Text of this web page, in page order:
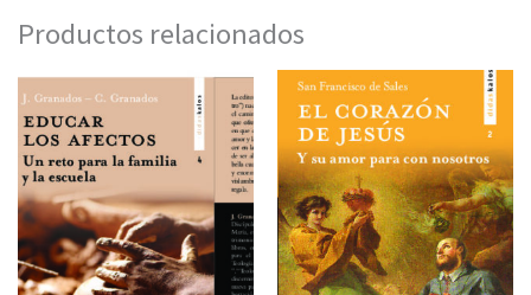
Productos relacionados